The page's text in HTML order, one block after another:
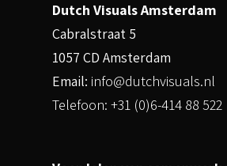
Dutch Visuals Amsterdam
Cabralstraat 5
1057 CD Amsterdam
Email: info@dutchvisuals.nl
Telefoon: +31 (0)6-414 88 522